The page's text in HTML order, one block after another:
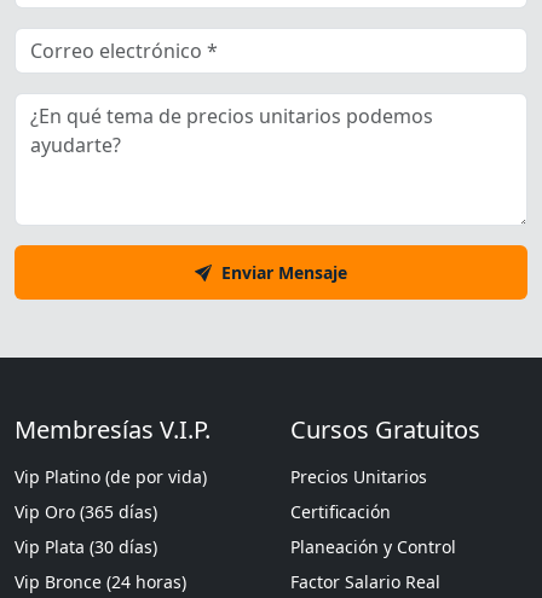
Enviar Mensaje
Membresías V.I.P.
Vip Platino (de por vida)
Vip Oro (365 días)
Vip Plata (30 días)
Vip Bronce (24 horas)
Cursos Gratuitos
Precios Unitarios
Certificación
Planeación y Control
Factor Salario Real